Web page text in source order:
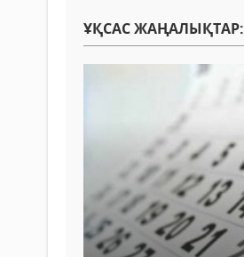
ҰҚСАС ЖАҢАЛЫҚТАР: